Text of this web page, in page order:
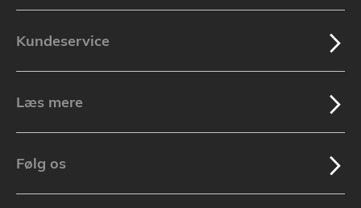
Kundeservice
Læs mere
Følg os